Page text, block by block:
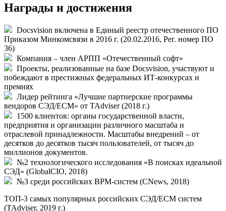
Награды и достижения
Docsvision включена в Единый реестр отечественного ПО
Приказом Минкомсвязи в 2016 г. (20.02.2016, Рег. номер ПО
36)
Компания – член АРПП «Отечественный софт»
Проекты, реализованные на базе Docsvision, участвуют и
побеждают в престижных федеральных ИТ-конкурсах и
премиях
Лидер рейтинга «Лучшие партнерские программы
вендоров СЭД/ECM» от TAdviser (2018 г.)
1500 клиентов: органы государственной власти,
предприятия и организации различного масштаба и
отраслевой принадлежности. Масштабы внедрений – от
десятков до десятков тысяч пользователей, от тысяч до
миллионов документов.
№2 технологического исследования «В поисках идеальной
СЭД» (GlobalCIO, 2018)
№3 среди российских BPM-систем (CNews, 2018)
ТОП-3 самых популярных российских СЭД/ECM систем
(TAdviser, 2019 г.)